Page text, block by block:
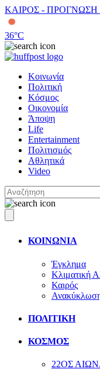
ΚΑΙΡΟΣ -
36°C
Κοινωνία
Πολιτική
Κόσμος
Οικονομία
Άποψη
Life
Entertainment
Πολιτισμός
Αθλητικά
Video
ΚΟΙΝΩΝΙΑ
Έγκλημα
Κλιματική
Καιρός
ΠΟΛΙΤΙΚΗ
ΚΟΣΜΟΣ
22ΟΣ